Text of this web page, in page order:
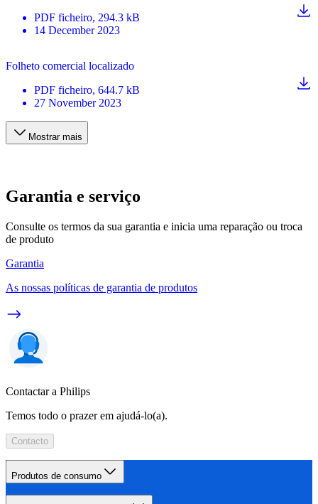
PDF ficheiro, 294.3 kB
14 December 2023
Folheto comercial localizado
PDF ficheiro, 644.7 kB
27 November 2023
Mostrar mais
Garantia e serviço
Consulte os termos da sua garantia e inicia uma reparação ou troca
de produto
Garantia
As nossas políticas de garantia de produtos
Contactar a Philips
Temos todo o prazer em ajudá-lo(a).
Contacto
Produtos de consumo